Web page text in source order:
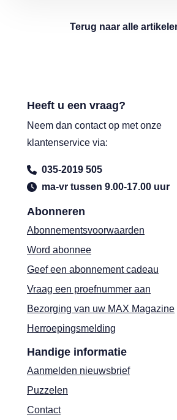
Terug naar alle
Abonneren
Abonnementsvoorwaarden
Word abonnee
Geef een abonnement cadeau
Vraag een proefnummer aan
Bezorging van uw MAX Magazine
Herroepingsmelding
Handige informatie
Aanmelden nieuwsbrief
Puzzelen
Contact
Heeft u een vraag?
Neem dan contact op met onze
klantenservice via:
035-2019 505
ma-vr tussen 9.00-17.00 uur